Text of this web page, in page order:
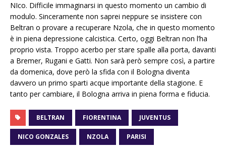
NIco. Difficile immaginarsi in questo momento un cambio di
modulo. Sinceramente non saprei neppure se insistere con
Beltran o provare a recuperare Nzola, che in questo momento
è in piena depressione calcistica. Certo, oggi Beltran non l’ha
proprio vista. Troppo acerbo per stare spalle alla porta, davanti
a Bremer, Rugani e Gatti. Non sarà però sempre così, a partire
da domenica, dove però la sfida con il Bologna diventa
davvero un primo sparti acque importante della stagione. E
tanto per cambiare, il Bologna arriva in piena forma e fiducia.
BELTRAN FIORENTINA JUVENTUS
NICO GONZALES NZOLA PARISI